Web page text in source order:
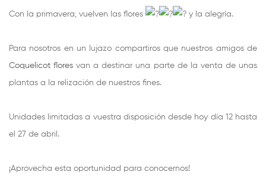
Con la primavera, vuelven las flores y la alegría.
Para nosotros en un lujazo compartiros que nuestros amigos de
Coquelicot flores van a destinar una parte de la venta de unas
plantas a la relización de nuestros fines.
Unidades limitadas a vuestra disposición desde hoy día 12 hasta
el 27 de abril.
¡Aprovecha esta oportunidad para conocernos!